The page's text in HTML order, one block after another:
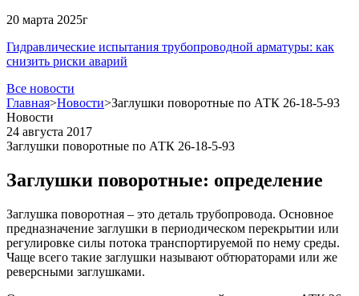
20 марта 2025г
Гидравлические испытания трубопроводной арматуры: как
снизить риски аварий
Все новости
Главная>Новости>Заглушки поворотные по АТК 26-18-5-93
Новости
24 августа 2017
Заглушки поворотные по АТК 26-18-5-93
Заглушки поворотные: определение
Заглушка поворотная – это деталь трубопровода. Основное
предназначение заглушки в периодическом перекрытии или
регулировке силы потока транспортируемой по нему среды.
Чаще всего такие заглушки называют обтюраторами или же
реверсными заглушками.